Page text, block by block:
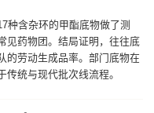
种含杂环的甲酯底物做了测
见药物团。结局证明，往往底
的劳动生成品率。部门底物在
统与现代批次线流程。